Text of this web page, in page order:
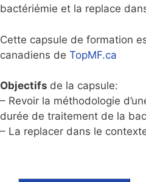
bactériémie et la replace
Cette capsule de formation
canadiens de TopMF.ca
Objectifs de la capsule:
– Revoir la méthodologie
durée de traitement de la
– La replacer dans le